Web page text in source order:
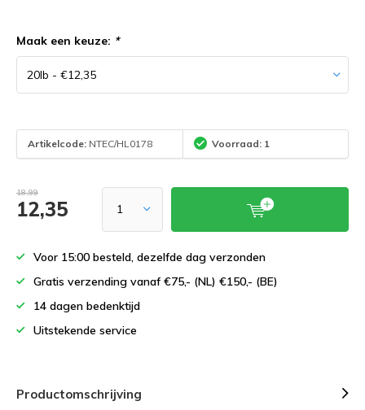
Maak een keuze: *
Artikelcode: NTEC/HL0178 Voorraad: 1
18,99
12,35
Voor 15:00 besteld, dezelfde dag verzonden
Gratis verzending vanaf €75,- (NL) €150,- (BE)
14 dagen bedenktijd
Uitstekende service
Productomschrijving